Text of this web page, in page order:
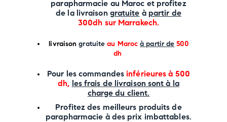
parapharmacie au Maroc et profitez
de la livraison gratuite à partir de
300dh sur Marrakech.
livraison gratuite au Maroc à partir de 500
dh
Pour les commandesinférieures à 500
dh, les frais de livraison sont à la
charge du client.
Profitez des meilleurs produits de
parapharmacie à des prix imbattables.